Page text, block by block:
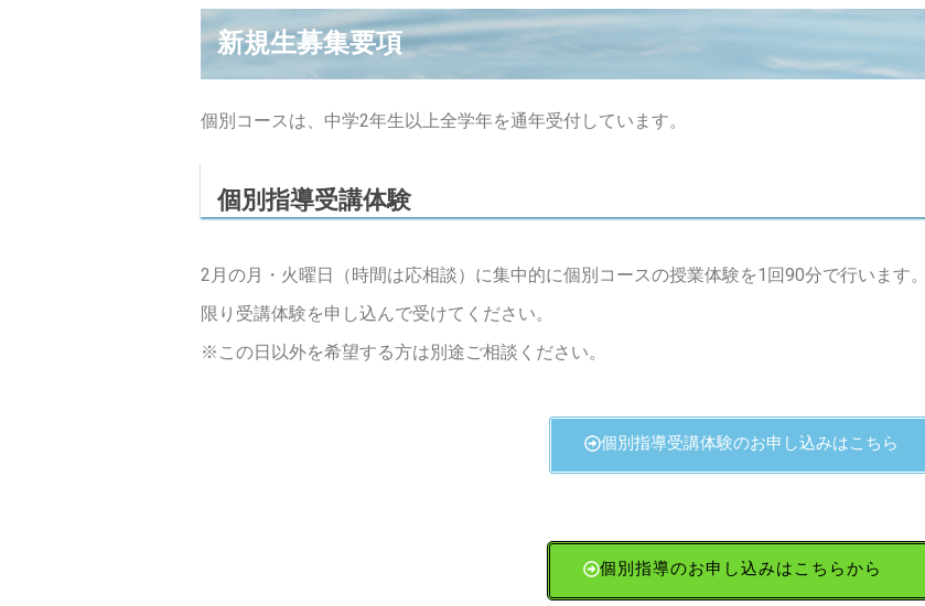
新規生募集要項
個別コースは、中学2年生以上全学年を通年受付しています。
個別指導受講体験
2月の月・火曜日（時間は応相談）に集中的に個別コースの授業体験を1回90分で行います
限り受講体験を申し込んで受けてください。
※この日以外を希望する方は別途ご相談ください。
個別指導受講体験のお申し込みはこちら
個別指導のお申し込みはこちらから